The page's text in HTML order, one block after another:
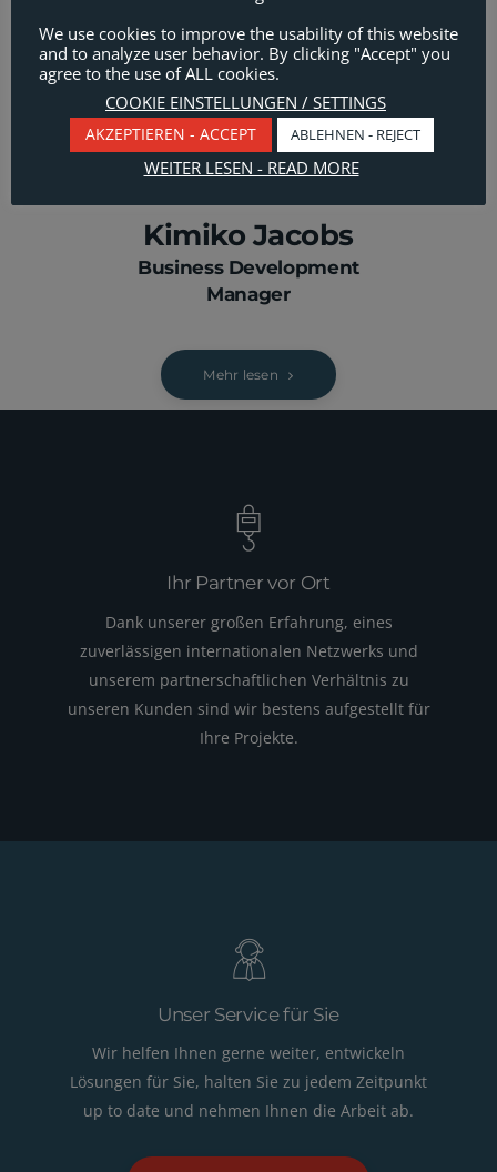
Kimiko Jacobs
Business Development
Manager
Mehr lesen
Ihr Partner vor Ort
Dank unserer großen Erfahrung, eines
zuverlässigen inter­nationalen Netzwerks und
unserem partnerschaftlichen Verhältnis zu
unseren Kunden sind wir bestens aufgestellt für
Ihre Projekte.
Unser Service für Sie
Wir helfen Ihnen gerne weiter, entwickeln
Lösungen für Sie, halten Sie zu jedem Zeitpunkt
up to date und nehmen Ihnen die Arbeit ab.
We use cookies to improve the usability of this website
and to analyze user behavior. By clicking "Accept" you
agree to the use of ALL cookies.
COOKIE EINSTELLUNGEN / SETTINGS
AKZEPTIEREN - ACCEPT ABLEHNEN - REJECT
WEITER LESEN - READ MORE